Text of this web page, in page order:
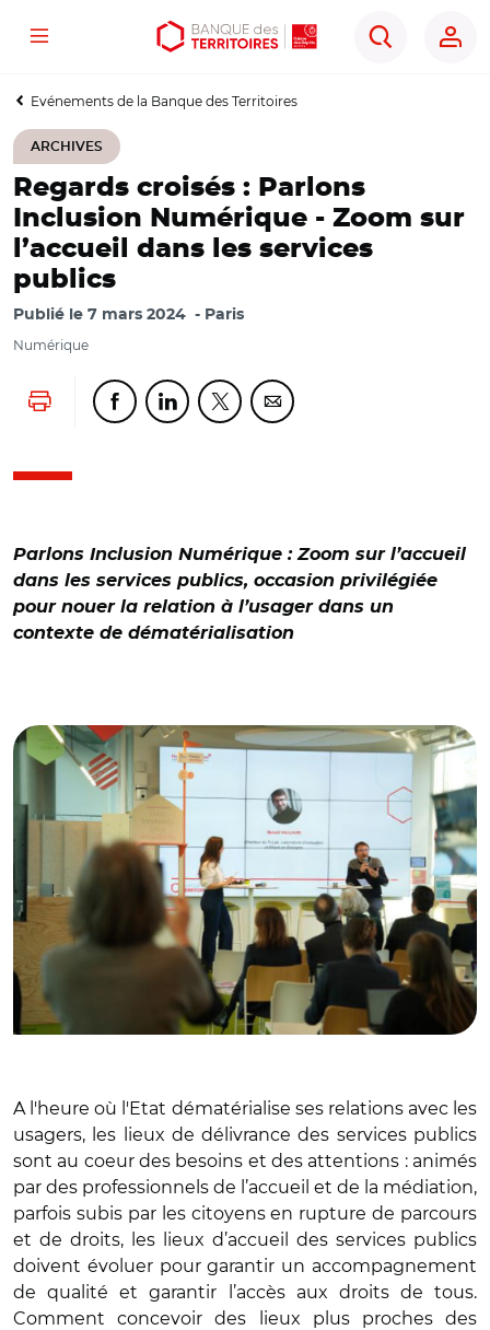
Aller
contenu
Aller
menu
Ouvrir
outils
Menu
Rechercher
Evénements de la Banque des Territoires
ARCHIVES
Regards croisés : Parlons
Inclusion Numérique - Zoom sur
l’accueil dans les services
publics
Publié le 7 mars 2024 Paris
Numérique
Lancer l'impressionPartager cette page sur Facebook
Partager cette page sur Linkedin
Partager cette page sur Twitter
Partager cette page sur
Parlons Inclusion Numérique : Zoom sur l’accueil
dans les services publics, occasion privilégiée
pour nouer la relation à l’usager dans un
contexte de dématérialisation
A l'heure où l'Etat dématérialise ses relations avec les
usagers, les lieux de délivrance des services publics
sont au coeur des besoins et des attentions : animés
par des professionnels de l’accueil et de la médiation,
parfois subis par les citoyens en rupture de parcours
et de droits, les lieux d’accueil des services publics
doivent évoluer pour garantir un accompagnement
de qualité et garantir l’accès aux droits de tous.
Comment concevoir des lieux plus proches des